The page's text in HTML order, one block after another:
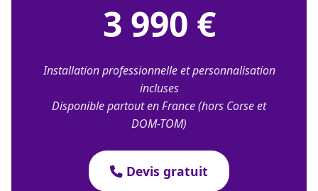
3 990 €
Installation professionnelle et personnalisation
incluses
Disponible partout en France (hors Corse et
DOM-TOM)
Devis gratuit